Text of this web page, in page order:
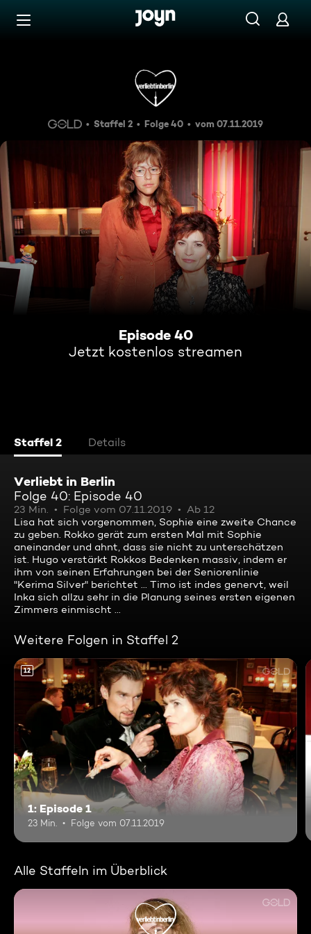
Zum Inhalt springen
Episode 40
Staffel 2 Folge 40 vom 07.11.2019
Episode 40
Jetzt kostenlos streamen
Staffel 2 Details
Verliebt in Berlin
Folge 40: Episode 40
23 Min. Folge vom 07.11.2019
Ab 12
Lisa hat sich vorgenommen, Sophie eine zweite Chance
zu geben. Rokko gerät zum ersten Mal mit Sophie
aneinander und ahnt, dass sie nicht zu unterschätzen
ist. Hugo verstärkt Rokkos Bedenken massiv, indem er
ihm von seinen Erfahrungen bei der Seniorenlinie
"Kerima Silver" berichtet ... Timo ist indes genervt, weil
Inka sich allzu sehr in die Planung seines ersten eigenen
Zimmers einmischt ...
Weitere Folgen in Staffel 2
12
1: Episode 1
23 Min. Folge vom 07.11.2019
Alle Staffeln im Überblick